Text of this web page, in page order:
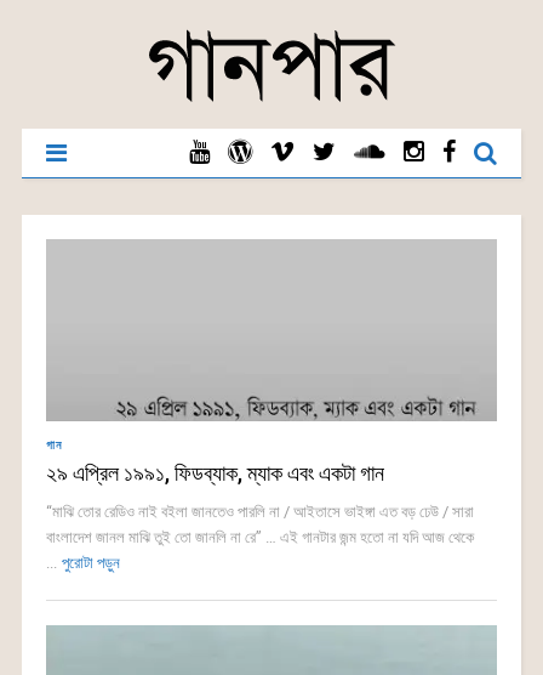
গান
২৯ এপ্রিল ১৯৯১, ফিডব্যাক, ম্যাক এবং একটা গান
“মাঝি তোর রেডিও নাই বইলা জানতেও পারলি না / আইতাসে ভাইঙ্গা এত বড় ঢেউ / সারা
বাংলাদেশ জানল মাঝি তুই তো জানলি না রে” … এই গানটার জন্ম হতো না যদি আজ থেকে
... পুরোটা পড়ুন